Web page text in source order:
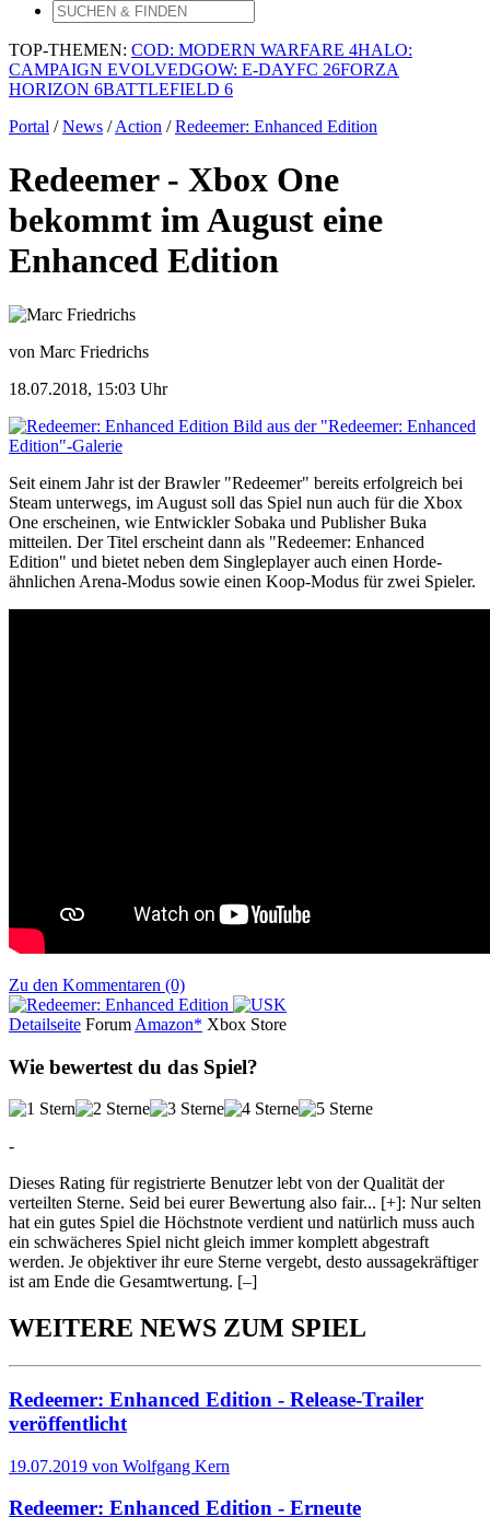
TOP-THEMEN: COD: MODERN WARFARE 4HALO:
CAMPAIGN EVOLVEDGOW: E-DAYFC 26FORZA
HORIZON 6BATTLEFIELD 6
Portal /News /Action /Redeemer: Enhanced Edition
Redeemer - Xbox One
bekommt im August eine
Enhanced Edition
von Marc Friedrichs
18.07.2018, 15:03 Uhr
Bild aus der "Redeemer: Enhanced
Edition"-Galerie
Seit einem Jahr ist der Brawler "Redeemer" bereits erfolgreich bei
Steam unterwegs, im August soll das Spiel nun auch für die Xbox
One erscheinen, wie Entwickler Sobaka und Publisher Buka
mitteilen. Der Titel erscheint dann als "Redeemer: Enhanced
Edition" und bietet neben dem Singleplayer auch einen Horde-
ähnlichen Arena-Modus sowie einen Koop-Modus für zwei Spieler.
Zu den Kommentaren (0)
Detailseite Forum Amazon* Xbox Store
Wie bewertest du das Spiel?
-
Dieses Rating für registrierte Benutzer lebt von der Qualität der
verteilten Sterne. Seid bei eurer Bewertung also fair... [+]: Nur selten
hat ein gutes Spiel die Höchstnote verdient und natürlich muss auch
ein schwächeres Spiel nicht gleich immer komplett abgestraft
werden. Je objektiver ihr eure Sterne vergebt, desto aussagekräftiger
ist am Ende die Gesamtwertung. [–]
WEITERE NEWS ZUM SPIEL
Redeemer: Enhanced Edition - Release-Trailer
veröffentlicht
19.07.2019 von Wolfgang Kern
Redeemer: Enhanced Edition - Erneute